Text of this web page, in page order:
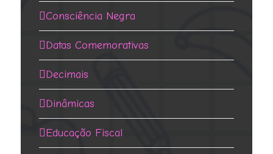
Consciência Negra
Datas Comemorativas
Decimais
Dinâmicas
Educação Fiscal